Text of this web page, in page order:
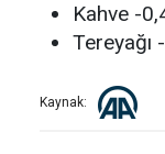
Kahve -
Tereyağı
Kaynak: